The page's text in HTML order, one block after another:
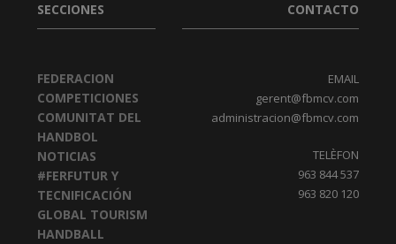
SECCIONES
FEDERACION
COMPETICIONES
COMUNITAT DEL
HANDBOL
NOTICIAS
#FERFUTUR Y
TECNIFICACIÓN
GLOBAL TOURISM
HANDBALL
CONTACTO
EMAIL
gerent@fbmcv.com
administracion@fbmcv.com
TELÈFON
963 844 537
963 820 120